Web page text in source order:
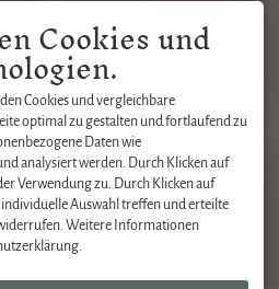
Cookies und
Cookies und vergleichbare
optimal zu gestalten und fortlaufend zu
Daten wie
analysiert werden. Durch Klicken auf
Verwendung zu. Durch Klicken auf
individuelle Auswahl treffen und erteilte
Weitere Informationen